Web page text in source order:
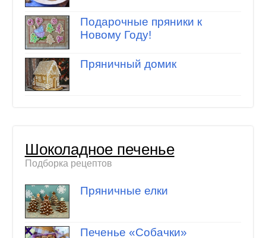
Подарочные пряники к
Новому Году!
Пряничный домик
Шоколадное печенье
Подборка рецептов
Пряничные елки
Печенье «Собачки»